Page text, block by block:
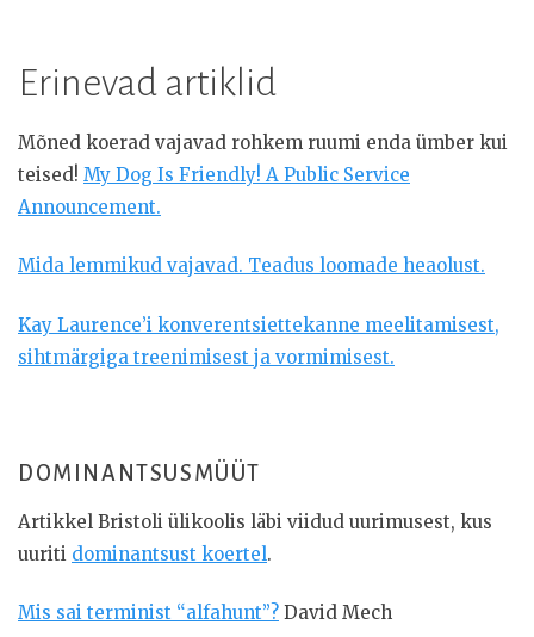
Erinevad artiklid
Mõned koerad vajavad rohkem ruumi enda ümber kui
teised! My Dog Is Friendly! A Public Service
Announcement.
Mida lemmikud vajavad. Teadus loomade heaolust.
Kay Laurence’i konverentsiettekanne meelitamisest,
sihtmärgiga treenimisest ja vormimisest.
DOMINANTSUSMÜÜT
Artikkel Bristoli ülikoolis läbi viidud uurimusest, kus
uuriti dominantsust koertel.
Mis sai terminist “alfahunt”? David Mech